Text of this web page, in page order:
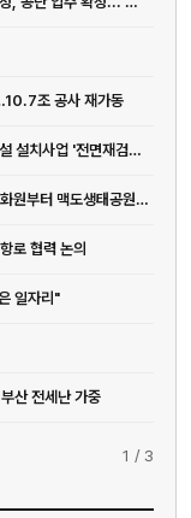
조 공사 재가동
[부산] 국민의힘 강서구 당협, 김해 폐자원가스화시설 설치사업 '전면재검토' ...
[부산] 부산 가볼만한곳 봄꽃구경 BEST4, 기장 매화원부터 맥도생태공원까지
로 협력 논의
일자리"
산 전세난 가중
1 / 3